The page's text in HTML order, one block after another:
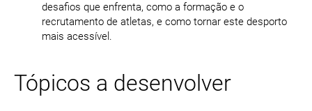
desafios que enfrenta, como a formação e o
recrutamento de atletas, e como tornar este desporto
mais acessível.
Tópicos a desenvolver